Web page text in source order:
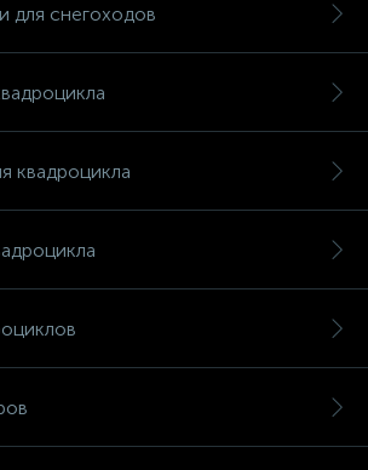
для снегоходов
квадроцикла